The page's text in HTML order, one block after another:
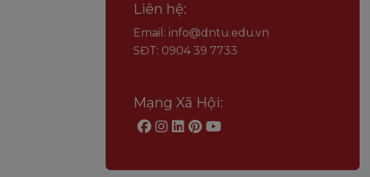
Liên hệ:
Email: info@dntu.edu.vn
SĐT: 0904 39 7733
Mạng Xã Hội: